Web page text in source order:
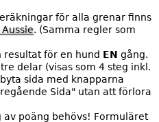
för alla grenar finns
. (Samma regler som
resultat för en hund EN gång.
delar (visas som 4 steg inkl.
sida med knapparna
Sida" utan att förlora
av poäng behövs! Formuläret